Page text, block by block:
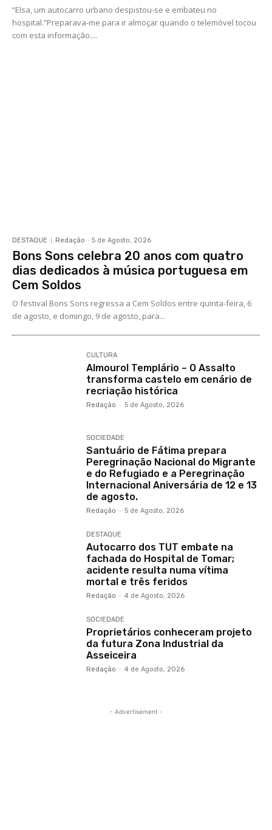
“Elsa, um autocarro urbano despistou-se e embateu no
hospital.”Preparava-me para ir almoçar quando o telemóvel tocou
com esta informação....
DESTAQUE Redação - 5 de Agosto, 2026
Bons Sons celebra 20 anos com quatro
dias dedicados à música portuguesa em
Cem Soldos
O festival Bons Sons regressa a Cem Soldos entre quinta-feira, 6
de agosto, e domingo, 9 de agosto, para...
CULTURA
Almourol Templário – O Assalto
transforma castelo em cenário de
recriação histórica
Redação - 5 de Agosto, 2026
SOCIEDADE
Santuário de Fátima prepara
Peregrinação Nacional do Migrante
e do Refugiado e a Peregrinação
Internacional Aniversária de 12 e 13
de agosto.
Redação - 5 de Agosto, 2026
DESTAQUE
Autocarro dos TUT embate na
fachada do Hospital de Tomar;
acidente resulta numa vítima
mortal e três feridos
Redação - 4 de Agosto, 2026
SOCIEDADE
Proprietários conheceram projeto
da futura Zona Industrial da
Asseiceira
Redação - 4 de Agosto, 2026
- Advertisement -